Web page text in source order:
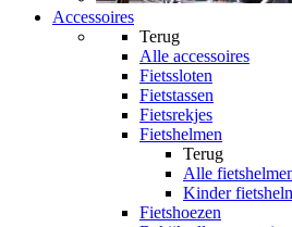
Accessoires
Terug
Alle accessoires
Fietssloten
Fietstassen
Fietsrekjes
Fietshelmen
Terug
Alle
Kinder
Fietshoezen